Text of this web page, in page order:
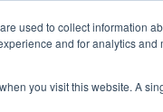
used to collect information
and for analytics
you visit this website. A
YHTEYSTIEDOT